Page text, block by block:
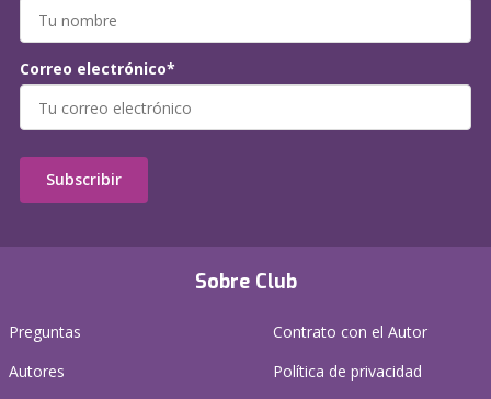
Sobre Club
Preguntas
Autores
Contrato con el Autor
Política de privacidad
Correo electrónico*
Subscribir